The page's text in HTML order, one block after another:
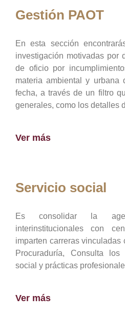
Gestión PAOT
En esta sección
investigación motivadas por
de oficio por
materia ambiental y
fecha, a través de un filtro
generales, como los detalles
Ver más
Servicio social
Es consolidar la
interinstitucionales con
imparten carreras
Procuraduría, Consulta
social y prácticas
Ver más